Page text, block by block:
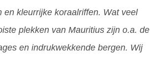
kleurrijke koraalriffen. Wat veel
plekken van Mauritius zijn o.a. de
en indrukwekkende bergen. Wij